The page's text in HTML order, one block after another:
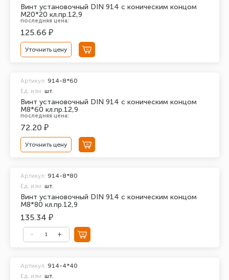
Винт установочный DIN 914 с коническим концом
М20*20 кл.пр.12,9
последняя цена:
125.66 ₽
Уточнить цену
Винт установочный DIN 914 с коническим концом
М8*60 кл.пр.12,9
Артикул: 914-8*60
Ед. изм. шт.
последняя цена:
72.20 ₽
Уточнить цену
Винт установочный DIN 914 с коническим концом
М8*80 кл.пр.12,9
Артикул: 914-8*80
Ед. изм. шт.
135.34 ₽
Артикул: 914-4*40
Ед. изм. шт.